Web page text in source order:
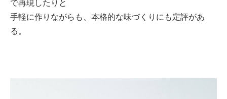
で再現したりと
手軽に作りながらも、本格的な味づくりにも定評があ
る。